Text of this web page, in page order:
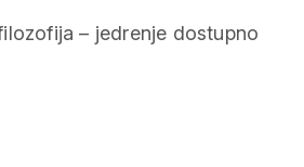
– jedrenje dostupno